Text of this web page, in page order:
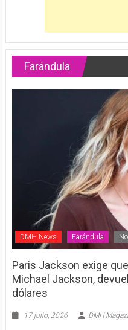
Farándula
DMH News Farándula
Paris Jackson exige
Michael Jackson,
dólares
17 julio, 2026 DMH